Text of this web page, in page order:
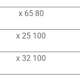
80 x 65
100 x 25
100 x 32